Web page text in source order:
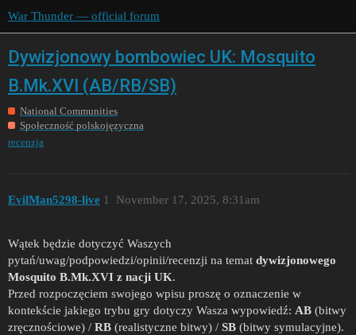
War Thunder — official forum
Dywizjonowy bombowiec UK: Mosquito
B.Mk.XVI (AB/RB/SB)
National Communities
Społeczność polskojęzyczna
recenzja
EvilMan5298-live November 17, 2025, 8:31am
1
Wątek będzie dotyczyć Waszych
pytań/uwag/podpowiedzi/opinii/recenzji na temat dywizjonowego
Mosquito B.Mk.XVI z nacji UK.
Przed rozpoczęciem swojego wpisu proszę o oznaczenie w
kontekście jakiego trybu gry dotyczy Wasza wypowiedź: AB (bitwy
zręcznościowe) / RB (realistyczne bitwy) / SB (bitwy symulacyjne).